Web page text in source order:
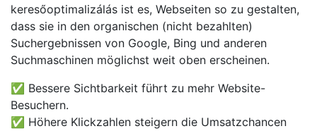
keresőoptimalizálás ist es, Webseiten so zu gestalten,
dass sie in den organischen (nicht bezahlten)
Suchergebnissen von Google, Bing und anderen
Suchmaschinen möglichst weit oben erscheinen.
✅ Bessere Sichtbarkeit führt zu mehr Website-
Besuchern.
✅ Höhere Klickzahlen steigern die Umsatzchancen